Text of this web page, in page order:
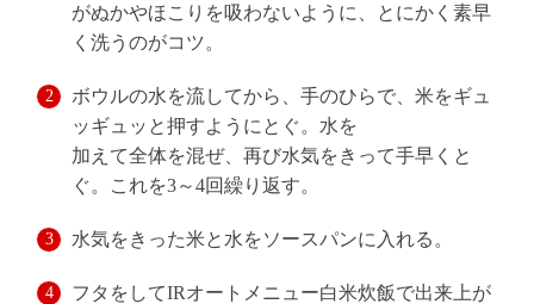
がぬかやほこりを吸わないように、とにかく素早
く洗うのがコツ。
ボウルの水を流してから、手のひらで、米をギュ
ッギュッと押すようにとぐ。水を
加えて全体を混ぜ、再び水気をきって手早くと
ぐ。これを3～4回繰り返す。
水気をきった米と水をソースパンに入れる。
フタをしてIRオートメニュー白米炊飯で出来上が